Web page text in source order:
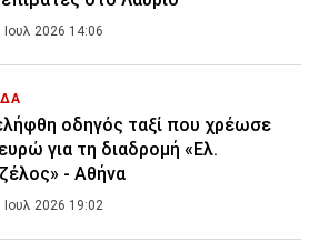
Ιουλ 2026 14:06
οδηγός ταξί που χρέωσε
για τη διαδρομή «Ελ.
- Αθήνα
Ιουλ 2026 19:02